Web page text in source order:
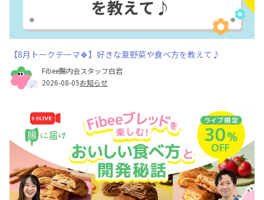
【8月トークテーマ🍀】好きな夏野菜や食べ方を教えて♪
Fibee腸内会スタッフ白岩
2026-08-05お知らせ